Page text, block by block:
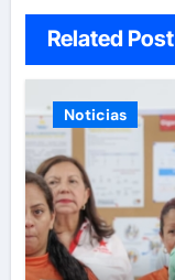
Related Post
Noticias